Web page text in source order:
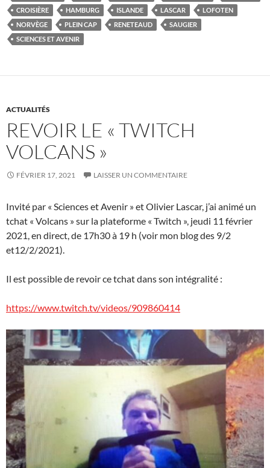
CROISIÈRE
HAMBURG ISLANDE LASCAR
LOFOTEN
NORVÈGE
PLEIN CAP RENETEAUD
SAUGIER
SCIENCES ET AVENIR
ACTUALITÉS
REVOIR LE « TWITCH
VOLCANS »
FÉVRIER 17, 2021 LAISSER UN COMMENTAIRE
Invité par « Sciences et Avenir » et Olivier Lascar, j’ai animé un
tchat « Volcans » sur la plateforme « Twitch », jeudi 11 février
2021, en direct, de 17h30 à 19 h (voir mon blog des 9/2
et12/2/2021).
Il est possible de revoir ce tchat dans son intégralité :
https://www.twitch.tv/videos/909860414